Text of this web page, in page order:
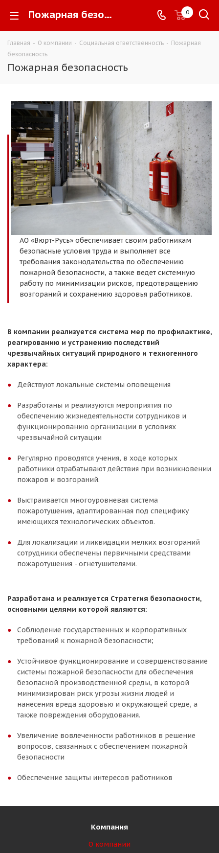
Пожарная безопасность - 0
Главная - О компании - Социальная ответственность - Пожарная
безопасность
Пожарная безопасность
АО «Вюрт-Русь» обеспечивает своим работникам
безопасные условия труда и выполняет все
требования законодательства по обеспечению
пожарной безопасности, а также ведет системную
работу по минимизации рисков, предотвращению
возгораний и сохранению здоровья работников.
В компании реализуется система мер по профилактике,
реагированию и устранению последствий
чрезвычайных ситуаций природного и техногенного
характера:
Действуют локальные системы оповещения
Разработаны и реализуются мероприятия по
обеспечению жизнедеятельности сотрудников и
функционированию организации в условиях
чрезвычайной ситуации
Регулярно проводятся учения, в ходе которых
работники отрабатывают действия при возникновении
пожаров и возгораний.
Выстраивается многоуровневая система
пожаротушения, адаптированная под специфику
имеющихся технологических объектов.
Для локализации и ликвидации мелких возгораний
сотрудники обеспечены первичными средствами
пожаротушения - огнетушителями.
Разработана и реализуется Стратегия безопасности,
основными целями которой являются:
Соблюдение государственных и корпоративных
требований к пожарной безопасности;
Устойчивое функционирование и совершенствование
системы пожарной безопасности для обеспечения
безопасной производственной среды, в которой
минимизирован риск угрозы жизни людей и
нанесения вреда здоровью и окружающей среде, а
также повреждения оборудования.
Увеличение вовлеченности работников в решение
вопросов, связанных с обеспечением пожарной
безопасности
Обеспечение защиты интересов работников
Компания
О компании